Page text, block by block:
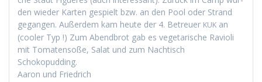
den wieder Karten gespielt bzw. an den Pool oder Strand
gegan­gen. Außer­dem kam heute der 4. Betreuer KUK an
(cool­er Typ !) Zum Abend­brot gab es veg­e­tarische Ravi­o­li
mit Tomaten­soße, Salat und zum Nachtisch
Schokopudding.
Aaron und Friedrich